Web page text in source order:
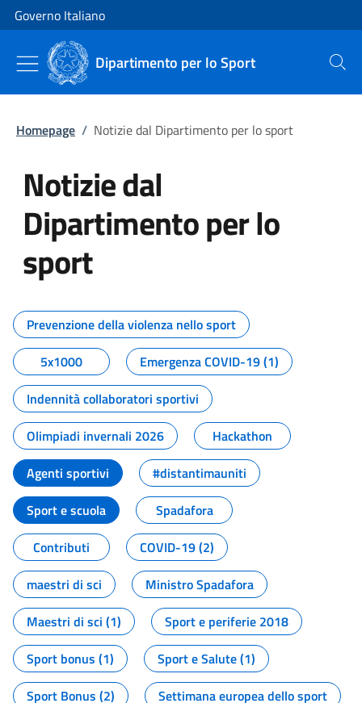
Vai al contenuto
Vai alla navigazione del sito
Governo Italiano
Dipartimento per lo Sport Cerca
Homepage / Notizie dal Dipartimento per lo sport
Notizie dal
Dipartimento per lo
sport
Tutti i contenuti della pagina
Prevenzione della violenza nello sport
5x1000
Emergenza COVID-19 (1)
Indennità collaboratori sportivi
Olimpiadi invernali 2026
Hackathon
Agenti sportivi
#distantimauniti
Sport e scuola
Spadafora
Contributi
COVID-19 (2)
maestri di sci
Ministro Spadafora
Maestri di sci (1)
Sport e periferie 2018
Sport bonus (1)
Sport e Salute (1)
Sport Bonus (2)
Settimana europea dello sport